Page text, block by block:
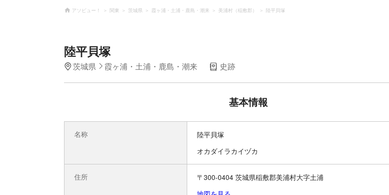
アソビュー！ 関東 茨城県 霞ヶ浦・土浦・鹿島・潮来 美浦村（稲敷郡） 陸平貝塚
陸平貝塚
茨城県 霞ヶ浦・土浦・鹿島・潮来 史跡
基本情報
名称
陸平貝塚
オカダイラカイヅカ
住所
〒300-0404 茨城県稲敷郡美浦村大字土浦